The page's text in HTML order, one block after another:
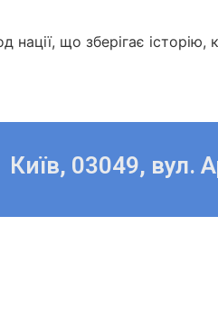
що зберігає історію,
Київ, 03049, вул.